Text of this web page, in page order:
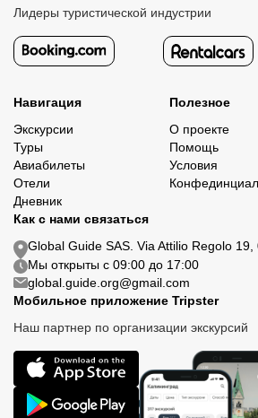
Лидеры туристической индустрии
Навигация
Экскурсии
Туры
Авиабилеты
Отели
Дневник
Полезное
О проекте
Помощь
Условия
Как с нами связаться
Global Guide SAS. Via Attilio Regolo
Мы открыты с 09:00 до 17:00
global.guide.org@gmail.com
Мобильное приложение Tripster
Наш партнер по организации экскурсий